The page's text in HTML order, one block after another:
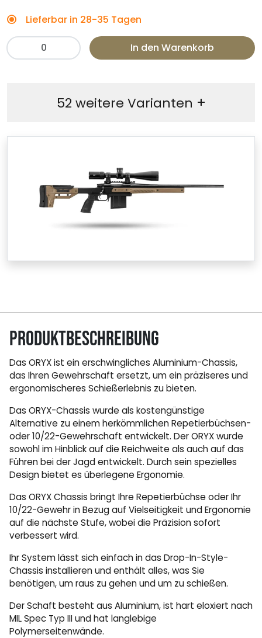
Lieferbar in 28-35 Tagen
In den Warenkorb
52 weitere Varianten +
Produktbeschreibung
Das ORYX ist ein erschwingliches Aluminium-Chassis,
das Ihren Gewehrschaft ersetzt, um ein präziseres und
ergonomischeres Schießerlebnis zu bieten.
Das ORYX-Chassis wurde als kostengünstige
Alternative zu einem herkömmlichen Repetierbüchsen-
oder 10/22-Gewehrschaft entwickelt. Der ORYX wurde
sowohl im Hinblick auf die Reichweite als auch auf das
Führen bei der Jagd entwickelt. Durch sein spezielles
Design bietet es überlegene Ergonomie.
Das ORYX Chassis bringt Ihre Repetierbüchse oder Ihr
10/22-Gewehr in Bezug auf Vielseitigkeit und Ergonomie
auf die nächste Stufe, wobei die Präzision sofort
verbessert wird.
Ihr System lässt sich einfach in das Drop-In-Style-
Chassis installieren und enthält alles, was Sie
benötigen, um raus zu gehen und um zu schießen.
Der Schaft besteht aus Aluminium, ist hart eloxiert nach
MIL Spec Typ III und hat langlebige
Polymerseitenwände.